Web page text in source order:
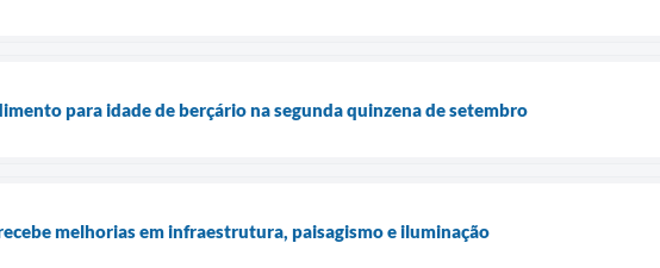
para idade de berçário na segunda quinzena de setembro
melhorias em infraestrutura, paisagismo e iluminação